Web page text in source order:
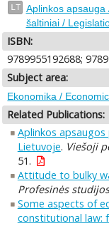
LT Aplinkos
šaltiniai /
ISBN:
9789955192688;
Subject area:
Ekonomika /
Related Publications:
Aplinkos
Lietuvoje. Viešoji
51.
Attitude to bulky
Profesinės
Some aspects of
constitutional law: